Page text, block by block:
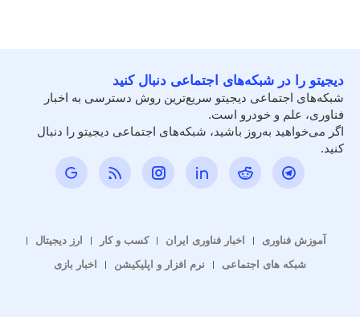
دیجیتو را در شبکه‌های اجتماعی دنبال کنید
شبکه‌های اجتماعی دیجیتو سریع‌ترین روش دسترسی به اخبار
فناوری، علم و خودرو است.
اگر می‌خواهید به‌روز باشید، شبکه‌های اجتماعی دیجیتو را دنبال
کنید.
آموزش فناوری اخبار فناوری ایران کسب و کار
ارز دیجیتال
شبکه های اجتماعی
نرم افزار و اپلیکیشن اخبار بازی